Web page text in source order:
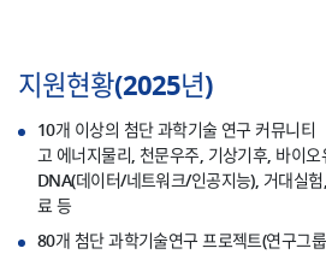
지원현황(2025년)
10개 이상의 첨단 과학기술 연구 커뮤니티
고 에너지물리, 천문우주, 기상기후, 바이
DNA(데이터/네트워크/인공지능), 거대실
료 등
80개 첨단 과학기술연구 프로젝트(연구그